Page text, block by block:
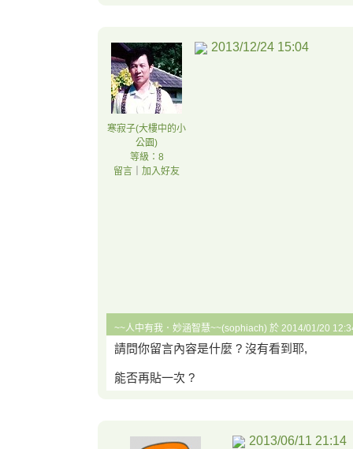
寒寂子(大樓中的小
公園)
等級：8
留言
加入好友
2013/12/24 15:04
~~人中有我．妙涵智慧~~(sophiach) 於 2014/01/20
請問你留言內容是什麼 ? 沒有看到耶,
能否再貼一次 ?
2013/06/11 21:14